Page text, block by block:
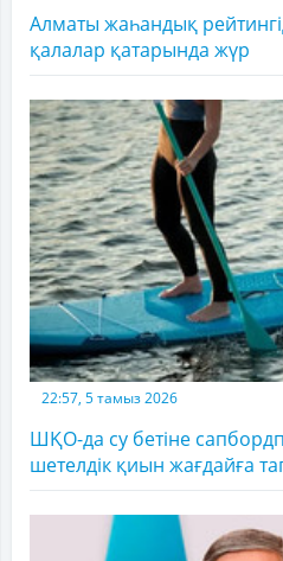
Алматы жаһандық
қалалар қатарында жүр
22:57, 5 тамыз 2026
ШҚО-да су бетіне
шетелдік қиын жағдайға